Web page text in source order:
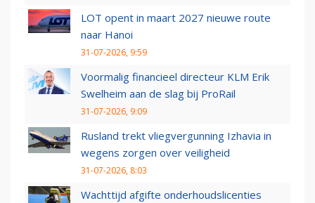
LOT opent in maart 2027 nieuwe route
naar Hanoi
31-07-2026, 9:59
Voormalig financieel directeur KLM Erik
Swelheim aan de slag bij ProRail
31-07-2026, 9:09
Rusland trekt vliegvergunning Izhavia in
wegens zorgen over veiligheid
31-07-2026, 8:03
Wachttijd afgifte onderhoudslicenties